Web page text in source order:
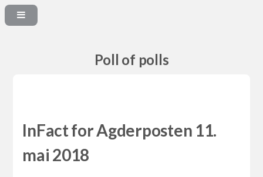
Poll of polls
InFact for Agderposten 11.
mai 2018